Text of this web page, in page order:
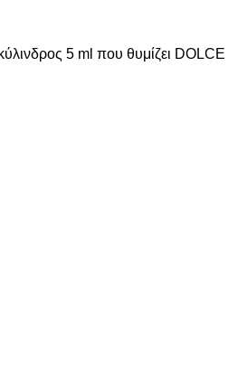
5 ml που θυμίζει DOLCE